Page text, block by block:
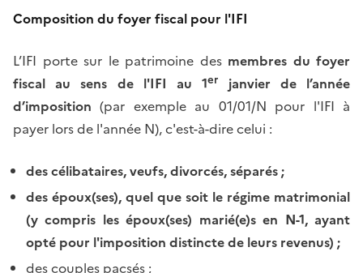
Composition du foyer fiscal pour l'IFI
L’IFI porte sur le patrimoine des membres du foyer
fiscal au sens de l'IFI au 1er
janvier de l’année
d’imposition (par exemple au 01/01/N pour l'IFI à
payer lors de l'année N), c'est-à-dire celui :
des célibataires, veufs, divorcés, séparés ;
des époux(ses), quel que soit le régime matrimonial
(y compris les époux(ses) marié(e)s en N-1, ayant
opté pour l'imposition distincte de leurs revenus) ;
des couples pacsés ;